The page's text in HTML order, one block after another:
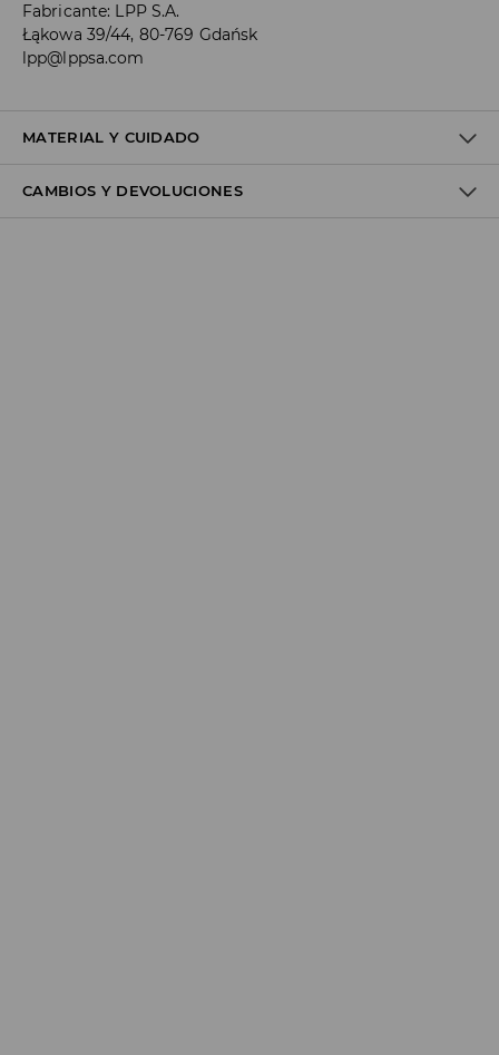
Fabricante: LPP S.A.
Łąkowa 39/44, 80-769 Gdańsk
lpp@lppsa.com
MATERIAL Y CUIDADO
100% ALGODÓN
CAMBIOS Y DEVOLUCIONES